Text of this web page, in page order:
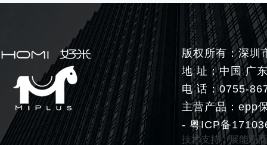
版权所有：深
地 址：中国 广
电 话：0755-
主营产品：epp
- 粤ICP备
技术支持：展能易商